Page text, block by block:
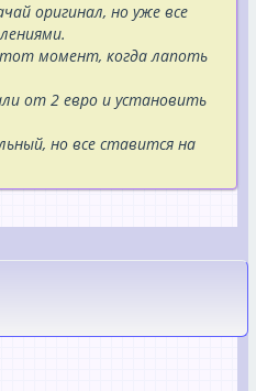
оригинал, но уже все
момент, когда лапоть
от 2 евро и установить
но все ставится на